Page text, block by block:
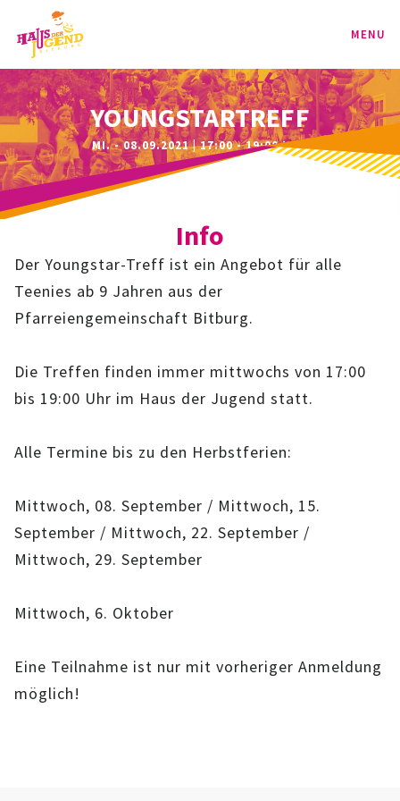
MENU
PROGRAMM
KINDER
JUGEND
BAG
SPORT-BAG
BAG-CLASSIC
GANZTAGSSCHULE
KURSE
YOUNGSTARTREFF
MI. - 08.09.2021 | 17:00 - 19:00 UHR
Info
Der Youngstar-Treff ist ein Angebot für alle
Teenies ab 9 Jahren aus der
Pfarreiengemeinschaft Bitburg.
Die Treffen finden immer mittwochs von 17:00
bis 19:00 Uhr im Haus der Jugend statt.
Alle Termine bis zu den Herbstferien:
Mittwoch, 08. September / Mittwoch, 15.
September / Mittwoch, 22. September /
Mittwoch, 29. September
Mittwoch, 6. Oktober
Eine Teilnahme ist nur mit vorheriger Anmeldung
möglich!